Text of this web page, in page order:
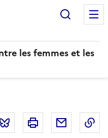
les femmes et les
Bluesky Imprimer Courriel